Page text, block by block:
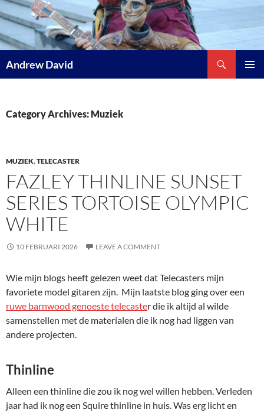
Skip
to
content
Andrew David
Category Archives: Muziek
MUZIEK,TELECASTER
FAZLEY THINLINE SUNSET
SERIES TORTOISE OLYMPIC
WHITE
10 FEBRUARI 2026 LEAVE A COMMENT
Wie mijn blogs heeft gelezen weet dat Telecasters mijn
favoriete model gitaren zijn. Mijn laatste blog ging over een
ruwe barnwood genoeste telecaster die ik altijd al wilde
samenstellen met de materialen die ik nog had liggen van
andere projecten.
Thinline
Alleen een thinline die zou ik nog wel willen hebben. Verleden
jaar had ik nog een Squire thinline in huis. Was erg licht en